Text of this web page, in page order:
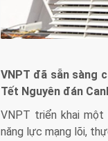
VNPT đã sẵn sàng
Tết Nguyên đán
VNPT triển khai
năng lực mạng lõi,